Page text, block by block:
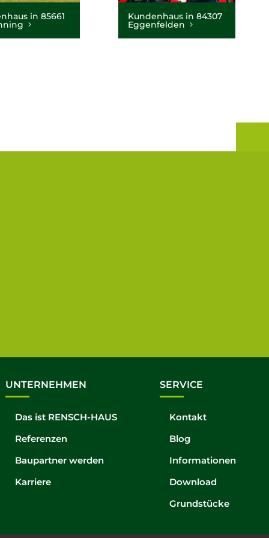
in 85661 Kundenhaus in 84307
Eggenfelden
UNTERNEHMEN
Das ist RENSCH-HAUS
Referenzen
Baupartner werden
Karriere
SERVICE
Kontakt
Blog
Informationen
Download
Grundstücke